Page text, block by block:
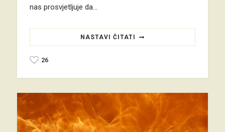
nas prosvjetljuje da…
NASTAVI ČITATI
26